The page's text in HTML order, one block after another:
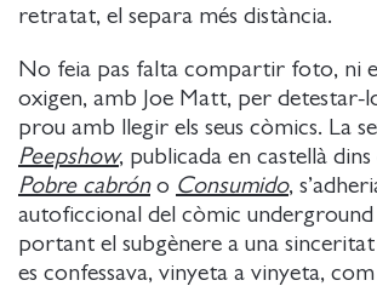
retratat, el separa més distància.
No feia pas falta compartir foto, ni
oxigen, amb Joe Matt, per detestar-
prou amb llegir els seus còmics. La
Peepshow, publicada en castellà
Pobre cabróno Consumido,
autoficcional del còmic
portant el subgènere a una
es confessava, vinyeta a vinyeta,